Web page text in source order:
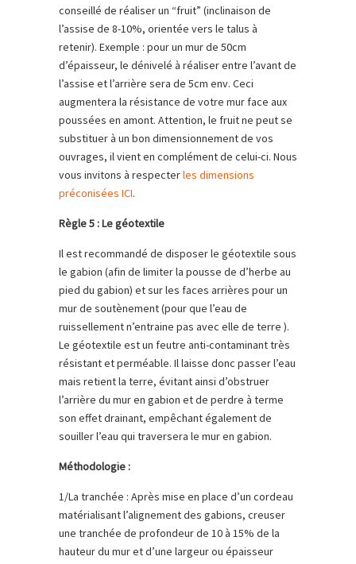
conseillé de réaliser un “fruit” (inclinaison de
l’assise de 8-10%, orientée vers le talus à
retenir). Exemple : pour un mur de 50cm
d’épaisseur, le dénivelé à réaliser entre l’avant de
l’assise et l’arrière sera de 5cm env. Ceci
augmentera la résistance de votre mur face aux
poussées en amont. Attention, le fruit ne peut se
substituer à un bon dimensionnement de vos
ouvrages, il vient en complément de celui-ci. Nous
vous invitons à respecterles dimensions
préconisées ICI.
Règle 5 : Le géotextile
Il est recommandé de disposer le géotextile sous
le gabion (afin de limiter la pousse de d’herbe au
pied du gabion) et sur les faces arrières pour un
mur de soutènement (pour que l’eau de
ruissellement n’entraine pas avec elle de terre ).
Le géotextile est un feutre anti-contaminant très
résistant et perméable. Il laisse donc passer l’eau
mais retient la terre, évitant ainsi d’obstruer
l’arrière du mur en gabion et de perdre à terme
son effet drainant, empêchant également de
souiller l’eau qui traversera le mur en gabion.
Méthodologie :
1/La tranchée : Après mise en place d’un cordeau
matérialisant l’alignement des gabions, creuser
une tranchée de profondeur de 10 à 15% de la
hauteur du mur et d’une largeur ou épaisseur